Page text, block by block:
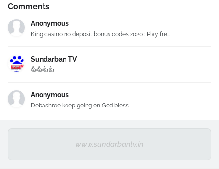
Comments
Anonymous
King casino no deposit bonus codes 2020 : Play fre...
Sundarban TV
👍👍👍👍
Anonymous
Debashree keep going on God bless
www.sundarbantv.in